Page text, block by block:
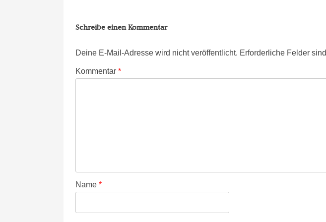
Schreibe einen Kommentar
Deine E-Mail-Adresse wird nicht veröffentlicht. Erforderliche Felder
Kommentar *
Name *